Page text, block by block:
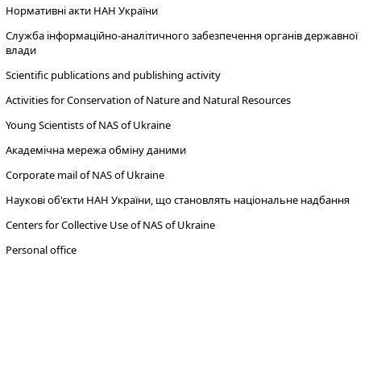
Нормативні акти НАН України
Служба інформаційно-аналітичного забезпечення органів державної
влади
Scientific publications and publishing activity
Activities for Conservation of Nature and Natural Resources
Young Scientists of NAS of Ukraine
Академічна мережа обміну даними
Corporate mail of NAS of Ukraine
Наукові об'єкти НАН України, що становлять національне надбання
Centers for Collective Use of NAS of Ukraine
Personal office